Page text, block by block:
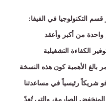
التكنولوجيا في الفيفا:
واحدة من أكبر وأعقد
الكفاءة التشغيلية
بالغ الأهمية كون هذه النسخة
شريكاً رئيسياً في مساعدتنا
الصارمة، والتي تُعدّ